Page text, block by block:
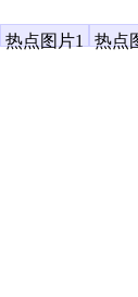
热点图片1 热点